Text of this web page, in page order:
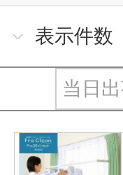
表示件数
当日